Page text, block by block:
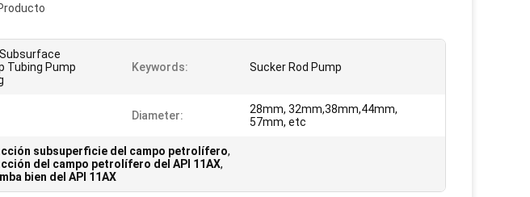
Tubing Pump
Keywords: Sucker Rod Pump
Diameter:
28mm, 32mm,38mm,44mm,
57mm, etc
subsuperficie del campo petrolífero,
del campo petrolífero del API 11AX,
bien del API 11AX